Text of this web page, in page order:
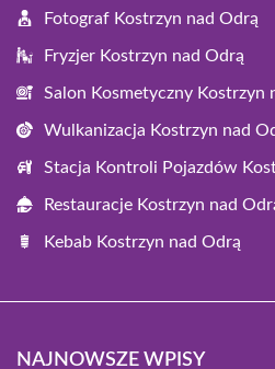
Fotograf Kostrzyn nad Odrą
Fryzjer Kostrzyn nad Odrą
Salon Kosmetyczny Kostrzyn
Wulkanizacja Kostrzyn nad
Stacja Kontroli Pojazdów
Restauracje Kostrzyn nad
Kebab Kostrzyn nad Odrą
NAJNOWSZE WPISY